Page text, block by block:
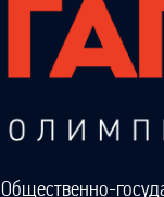
Общественно-